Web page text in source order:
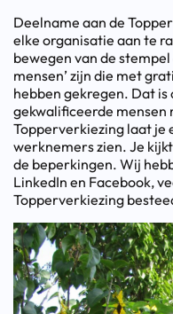
Deelname aan de
elke organisatie aan te
bewegen van de
mensen’ zijn die met
hebben gekregen. Dat
gekwalificeerde
Topperverkiezing laat je
werknemers zien. Je
de beperkingen. Wij
LinkedIn en Facebook,
Topperverkiezing